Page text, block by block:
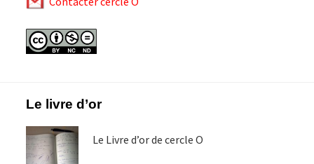
FooterLe livre d’or
Le Livre d’or de cercle O